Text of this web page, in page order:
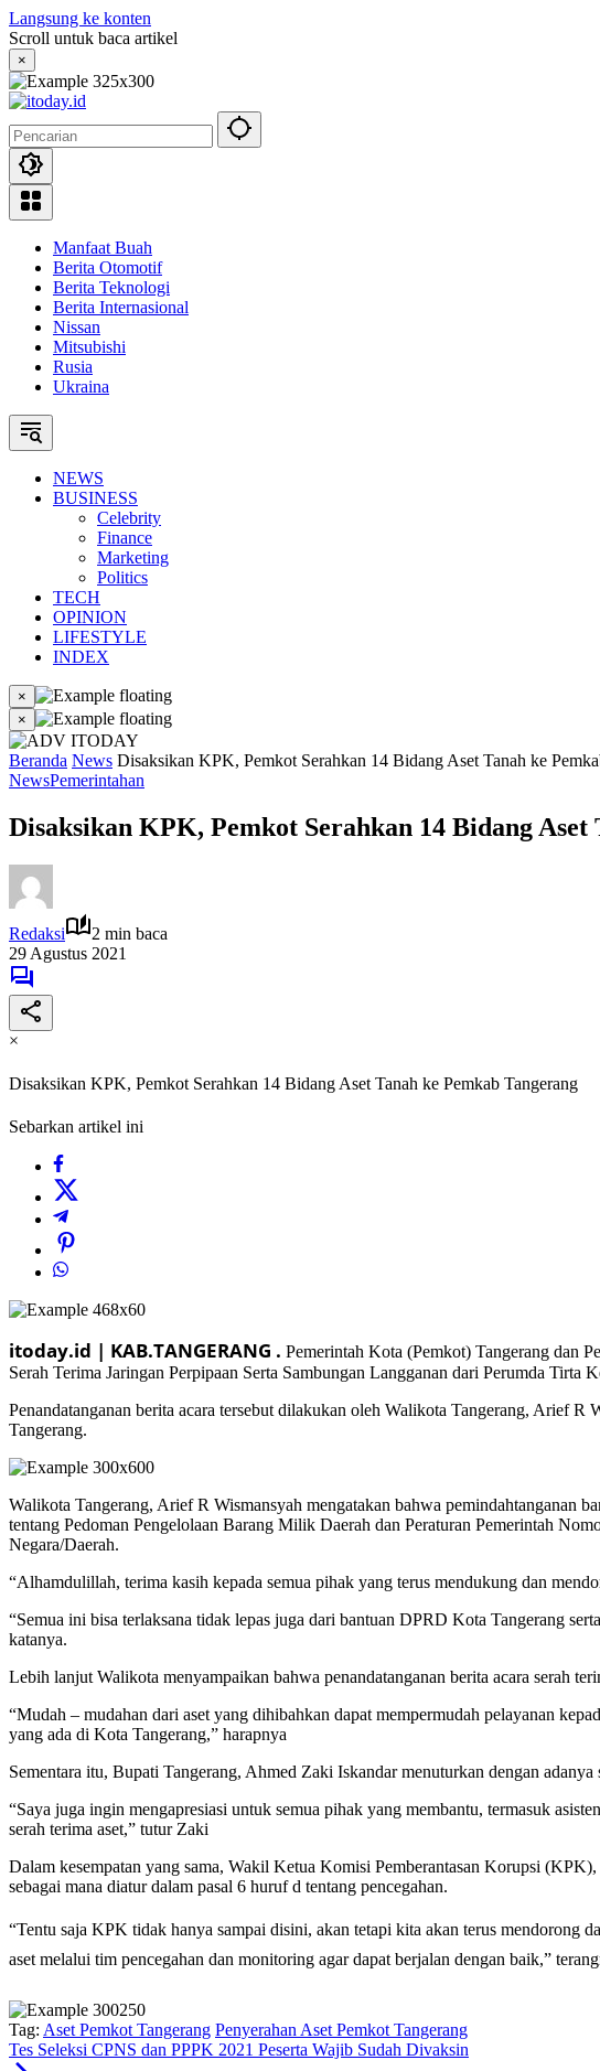
Langsung ke konten
Scroll untuk baca artikel
×
Manfaat Buah
Berita Otomotif
Berita Teknologi
Berita Internasional
Nissan
Mitsubishi
Rusia
Ukraina
NEWS
BUSINESS
Celebrity
Finance
Marketing
Politics
TECH
OPINION
LIFESTYLE
INDEX
×
×
Beranda News Disaksikan KPK, Pemkot Serahkan 14 Bidang Aset Tanah ke
NewsPemerintahan
Disaksikan KPK, Pemkot Serahkan 14 Bidang Aset
Redaksi
2 min baca
29 Agustus 2021
×
Disaksikan KPK, Pemkot Serahkan 14 Bidang Aset Tanah ke Pemkab Tangerang
Sebarkan artikel ini
itoday.id | KAB.TANGERANG . Pemerintah Kota (Pemkot) Tangerang dan
Serah Terima Jaringan Perpipaan Serta Sambungan Langganan dari Perumda Tirta
Penandatanganan berita acara tersebut dilakukan oleh Walikota Tangerang, Arief
Tangerang.
Walikota Tangerang, Arief R Wismansyah mengatakan bahwa pemindahtanganan
tentang Pedoman Pengelolaan Barang Milik Daerah dan Peraturan Pemerintah
Negara/Daerah.
“Alhamdulillah, terima kasih kepada semua pihak yang terus mendukung dan
“Semua ini bisa terlaksana tidak lepas juga dari bantuan DPRD Kota Tangerang
katanya.
Lebih lanjut Walikota menyampaikan bahwa penandatanganan berita acara serah
“Mudah – mudahan dari aset yang dihibahkan dapat mempermudah pelayanan
yang ada di Kota Tangerang,” harapnya
Sementara itu, Bupati Tangerang, Ahmed Zaki Iskandar menuturkan dengan
“Saya juga ingin mengapresiasi untuk semua pihak yang membantu, termasuk
serah terima aset,” tutur Zaki
Dalam kesempatan yang sama, Wakil Ketua Komisi Pemberantasan Korupsi
sebagai mana diatur dalam pasal 6 huruf d tentang pencegahan.
“Tentu saja KPK tidak hanya sampai disini, akan tetapi kita akan terus mendorong
aset melalui tim pencegahan dan monitoring agar dapat berjalan dengan baik,”
Tag: Aset Pemkot Tangerang Penyerahan Aset Pemkot Tangerang
Tes Seleksi CPNS dan PPPK 2021 Peserta Wajib Sudah Divaksin